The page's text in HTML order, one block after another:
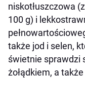
niskotłuszczowa
100 g) i
także jod i selen,
świetnie sprawdzi
żołądkiem, a